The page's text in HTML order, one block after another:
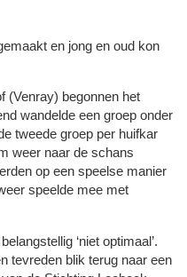
en jong en oud kon
(Venray) begonnen het
wandelde een groep onder
tweede groep per huifkar
weer naar de schans
op een speelse manier
speelde mee met
‘niet optimaal’.
tevreden blik terug naar een